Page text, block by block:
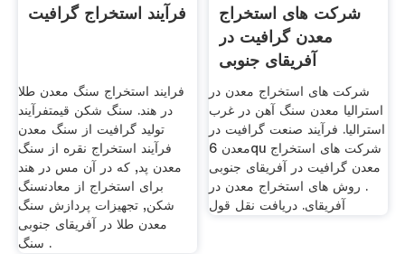
فرآیند استخراج گرافیت
فرایند استخراج سنگ معدن طلا
در هند. سنگ شکن قیمتفرآیند
تولید گرافیت از سنگ معدن
فرآیند استخراج نقره از سنگ
معدن پد, که در آن مس در هند
برای استخراج از معادنسنگ
شکن, تجهیزات پردازش سنگ
معدن طلا در آفریقای جنوبی
سنگ .
شرکت های استخراج
معدن گرافیت در
آفریقای جنوبی
شرکت های استخراج معدن در
استرالیا معدن سنگ آهن در غرب
استرالیا. فرآیند صنعت گرافیت در
معدن 6qu شرکت های استخراج
معدن گرافیت در آفریقای جنوبی
. روش های استخراج معدن در
آفریقای. دریافت نقل قول